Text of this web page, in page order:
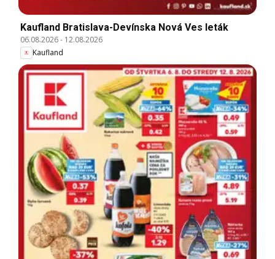
Kaufland Bratislava-Devínska Nová Ves leták
06.08.2026- 12.08.2026
Kaufland